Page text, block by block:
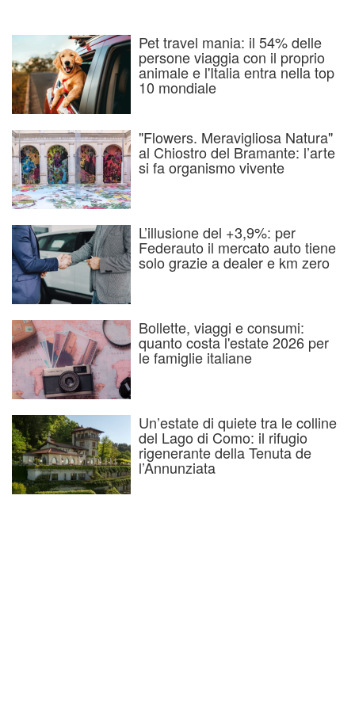
Pet travel mania: il 54% delle
persone viaggia con il proprio
animale e l'Italia entra nella top
10 mondiale
"Flowers. Meravigliosa Natura"
al Chiostro del Bramante: l’arte
si fa organismo vivente
L’illusione del +3,9%: per
Federauto il mercato auto tiene
solo grazie a dealer e km zero
Bollette, viaggi e consumi:
quanto costa l'estate 2026 per
le famiglie italiane
Un’estate di quiete tra le colline
del Lago di Como: il rifugio
rigenerante della Tenuta de
l’Annunziata